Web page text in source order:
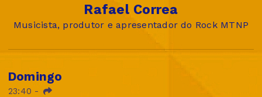
Rafael Correa
Musicista, produtor e apresentador do Rock MTNP
Domingo
23:40 -